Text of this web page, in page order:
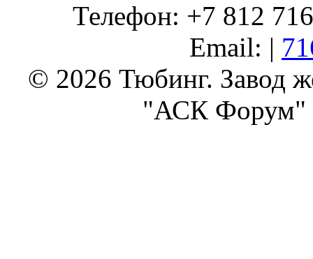
Телефон: +7 812
Email: |
© 2026 Тюбинг. Завод
"АСК Форум"